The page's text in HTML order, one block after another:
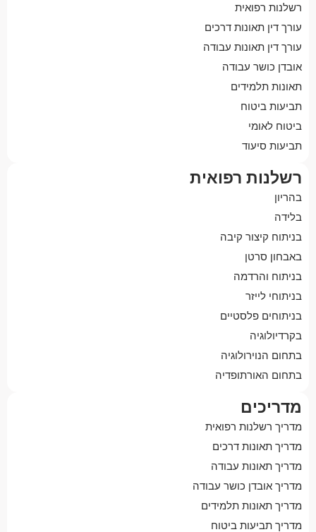
רשלנות רפואית
עורך דין תאונות דרכים
עורך דין תאונות עבודה
אובדן כושר עבודה
תאונות תלמידים
תביעות ביטוח
ביטוח לאומי
תביעות סיעוד
רשלנות רפואית
בהריון
בלידה
בניתוח קיצור קיבה
באבחון סרטן
בניתוח והרדמה
בניתוחי לייזר
בניתוחים פלסטיים
בקרדיולוגיה
בתחום הנוירולוגיה
בתחום האורתופדיה
מדריכים
מדריך רשלנות רפואית
מדריך תאונות דרכים
מדריך תאונות עבודה
מדריך אובדן כושר עבודה
מדריך תאונות תלמידים
מדריך תביעות ביטוח